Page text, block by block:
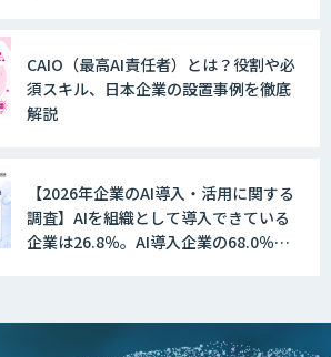
WAN-RECORD Plus
Explaza 生成AI Partner | AX
CAIO（最高AI責任者）とは？役割や必
須スキル、日本企業の設置事例を徹底
解説
【2026年企業のAI導入・活用に関する
調査】AIを組織として導入できている
企業は26.8％。AI導入企業の68.0％